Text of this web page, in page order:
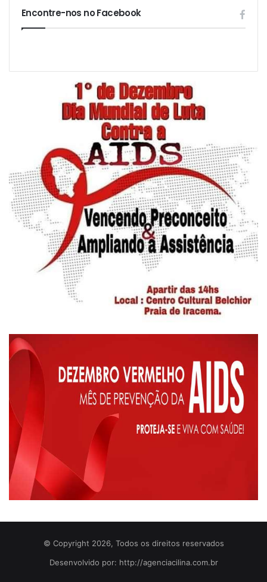
Encontre-nos no Facebook
© Copyright 2026, Todos os direitos reservados
Desenvolvido por: http://agenciacilina.com.br